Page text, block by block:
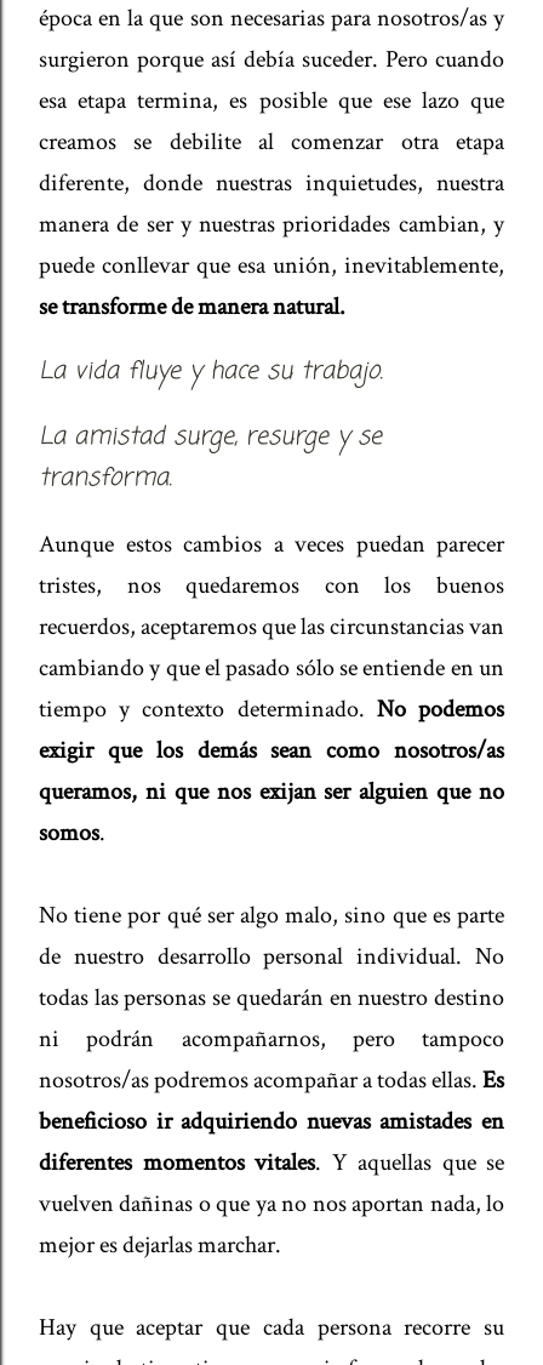
época en la que son necesarias para nosotros/as y
surgieron porque así debía suceder. Pero cuando
esa etapa termina, es posible que ese lazo que
creamos se debilite al comenzar otra etapa
diferente, donde nuestras inquietudes, nuestra
manera de ser y nuestras prioridades cambian, y
puede conllevar que esa unión, inevitablemente,
se transforme de manera natural.
La vida fluye y hace su trabajo.
La amistad surge, resurge y se
transforma.
Aunque estos cambios a veces puedan parecer
tristes, nos quedaremos con los buenos
recuerdos, aceptaremos que las circunstancias van
cambiando y que el pasado sólo se entiende en un
tiempo y contexto determinado. No podemos
exigir que los demás sean como nosotros/as
queramos, ni que nos exijan ser alguien que no
somos.
No tiene por qué ser algo malo, sino que es parte
de nuestro desarrollo personal individual. No
todas las personas se quedarán en nuestro destino
ni podrán acompañarnos, pero tampoco
nosotros/as podremos acompañar a todas ellas.Es
beneficioso ir adquiriendo nuevas amistades en
diferentes momentos vitales. Y aquellas que se
vuelven dañinas o que ya no nos aportan nada, lo
mejor es dejarlas marchar.
Hay que aceptar que cada persona recorre su